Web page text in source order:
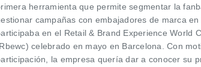
herramienta que permite segmentar la
campañas con embajadores de marca en
en el Retail & Brand Experience World
celebrado en mayo en Barcelona. Con
la empresa quería dar a conocer su